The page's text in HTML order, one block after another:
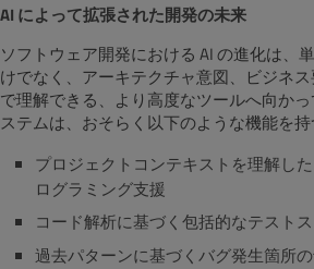
AI によって拡張された開発の未来
ソフトウェア開発における AI の進化は、
けでなく、アーキテクチャ意図、ビジネ
で理解できる、より高度なツールへ向か
ステムは、おそらく以下のような機能を持
プロジェクトコンテキストを理解し
ログラミング支援
コード解析に基づく包括的なテスト
過去パターンに基づくバグ発生箇所